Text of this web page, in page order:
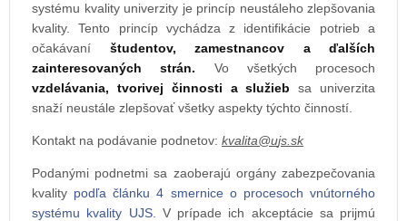
systému kvality univerzity je princíp neustáleho zlepšovania
kvality. Tento princíp vychádza z identifikácie potrieb a
očakávaní študentov, zamestnancov a ďalších
zainteresovaných strán. Vo všetkých procesoch
vzdelávania, tvorivej činnosti a služieb sa univerzita
snaží neustále zlepšovať všetky aspekty týchto činností.
Kontakt na podávanie podnetov:
Podanými podnetmi sa zaoberajú orgány zabezpečovania
kvality podľa článku 4 smernice o procesoch vnútorného
systému kvality UJS.
V prípade ich akceptácie sa prijmú